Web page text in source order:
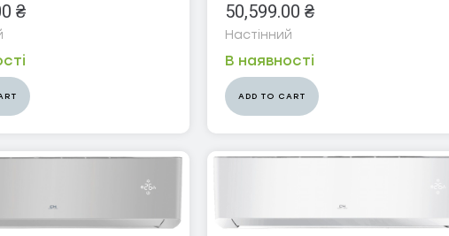
₴
В наявності
50,599.00 ₴
Настінний
ADD TO CART